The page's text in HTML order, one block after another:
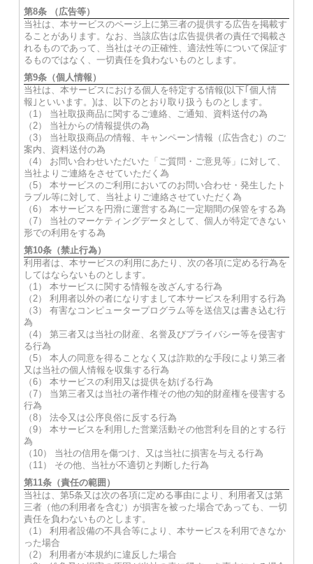
第8条 （広告等）
当社は、本サービスのページ上に第三者の提供する広告を掲載す
ることがあります。なお、当該広告は広告提供者の責任で掲載さ
れるものであって、当社はその正確性、適法性等について保証す
るものではなく、一切責任を負わないものとします。
第9条（個人情報）
当社は、本サービスにおける個人を特定する情報(以下｢個人情
報｣といいます。)は、以下のとおり取り扱うものとします。
（1） 当社取扱商品に関するご連絡、ご通知、資料送付の為
（2） 当社からの情報提供の為
（3） 当社取扱商品の情報、キャンペーン情報（広告含む）のご
案内、資料送付の為
（4） お問い合わせいただいた「ご質問・ご意見等」に対して、
当社よりご連絡をさせていただく為
（5） 本サービスのご利用においてのお問い合わせ・発生したト
ラブル等に対して、当社よりご連絡させていただく為
（6） 本サービスを円滑に運営する為に一定期間の保管をする為
（7） 当社のマーケティングデータとして、個人が特定できない
形での利用をする為
第10条（禁止行為）
利用者は、本サービスの利用にあたり、次の各項に定める行為を
してはならないものとします。
（1） 本サービスに関する情報を改ざんする行為
（2） 利用者以外の者になりすまして本サービスを利用する行為
（3） 有害なコンピュータープログラム等を送信又は書き込む行
為
（4） 第三者又は当社の財産、名誉及びプライバシー等を侵害す
る行為
（5） 本人の同意を得ることなく又は詐欺的な手段により第三者
又は当社の個人情報を収集する行為
（6） 本サービスの利用又は提供を妨げる行為
（7） 当第三者又は当社の著作権その他の知的財産権を侵害する
行為
（8） 法令又は公序良俗に反する行為
（9） 本サービスを利用した営業活動その他営利を目的とする行
為
（10） 当社の信用を傷つけ、又は当社に損害を与える行為
（11） その他、当社が不適切と判断した行為
第11条（責任の範囲）
当社は、第5条又は次の各項に定める事由により、利用者又は第
三者（他の利用者を含む）が損害を被った場合であっても、一切
責任を負わないものとします。
（1） 利用者設備の不具合等により、本サービスを利用できなか
った場合
（2） 利用者が本規約に違反した場合